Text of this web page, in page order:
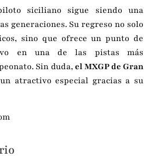
siciliano sigue siendo una
generaciones. Su regreso no solo
sino que ofrece un punto de
en una de las pistas más
Sin duda, el MXGP de Gran
atractivo especial gracias a su